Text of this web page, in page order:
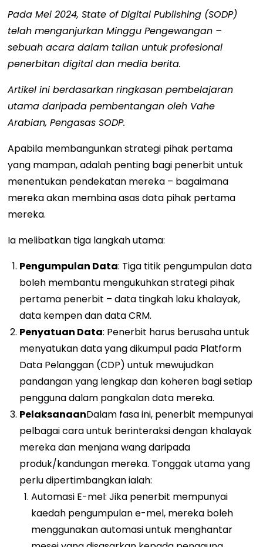
Pada Mei 2024, State of Digital Publishing (SODP)
telah menganjurkan Minggu Pengewangan –
sebuah acara dalam talian untuk profesional
penerbitan digital dan media berita.
Artikel ini berdasarkan ringkasan pembelajaran
utama daripada pembentangan oleh Vahe
Arabian, Pengasas SODP.
Apabila membangunkan strategi pihak pertama
yang mampan, adalah penting bagi penerbit untuk
menentukan pendekatan mereka – bagaimana
mereka akan membina asas data pihak pertama
mereka.
Ia melibatkan tiga langkah utama:
Pengumpulan Data: Tiga titik pengumpulan data
boleh membantu mengukuhkan strategi pihak
pertama penerbit – data tingkah laku khalayak,
data kempen dan data CRM.
Penyatuan Data: Penerbit harus berusaha untuk
menyatukan data yang dikumpul pada Platform
Data Pelanggan (CDP) untuk mewujudkan
pandangan yang lengkap dan koheren bagi setiap
pengguna dalam pangkalan data mereka.
PelaksanaanDalam fasa ini, penerbit mempunyai
pelbagai cara untuk berinteraksi dengan khalayak
mereka dan menjana wang daripada
produk/kandungan mereka. Tonggak utama yang
perlu dipertimbangkan ialah:
Automasi E-mel: Jika penerbit mempunyai
kaedah pengumpulan e-mel, mereka boleh
menggunakan automasi untuk menghantar